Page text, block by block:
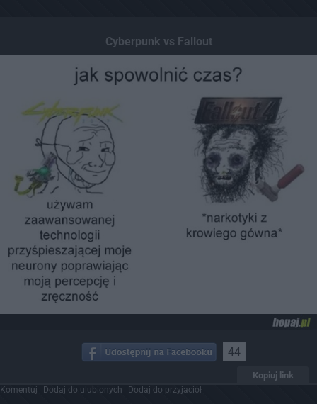
Cyberpunk vs Fallout
44
Kopiuj link
Komentuj Dodaj do ulubionych Dodaj do przyjaciół